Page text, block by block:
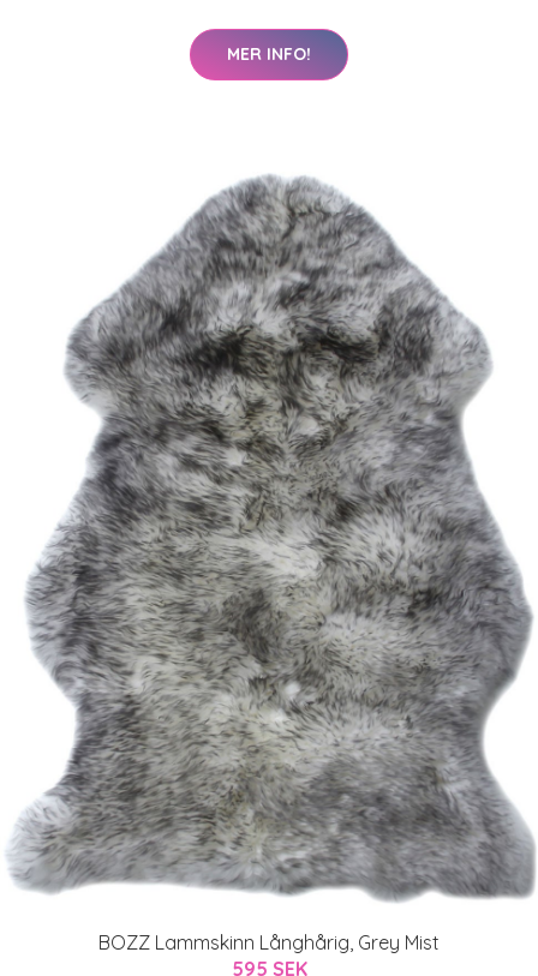
MER INFO!
BOZZ Lammskinn Långhårig, Grey Mist
595 SEK